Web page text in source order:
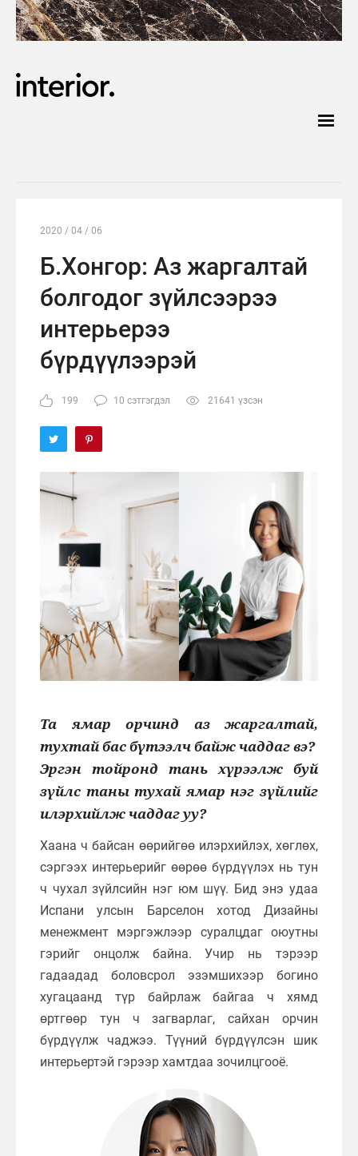
2020 / 04 / 06
Б.Хонгор: Аз жаргалтай
болгодог зүйлсээрээ
интерьерээ
бүрдүүлээрэй
199 10 сэтгэгдэл 21641 үзсэн
Та ямар орчинд аз жаргалтай,
тухтай бас бүтээлч байж чаддаг вэ?
Эргэн тойронд тань хүрээлж буй
зүйлс таны тухай ямар нэг зүйлийг
илэрхийлж чаддаг уу?
Хаана ч байсан өөрийгөө илэрхийлэх, хөглөх,
сэргээх интерьерийг өөрөө бүрдүүлэх нь тун
ч чухал зүйлсийн нэг юм шүү. Бид энэ удаа
Испани улсын Барселон хотод Дизайны
менежмент мэргэжлээр суралцдаг оюутны
гэрийг онцолж байна. Учир нь тэрээр
гадаадад боловсрол эзэмшихээр богино
хугацаанд түр байрлаж байгаа ч хямд
өртгөөр тун ч загварлаг, сайхан орчин
бүрдүүлж чаджээ. Түүний бүрдүүлсэн шик
интерьертэй гэрээр хамтдаа зочилцгооё.